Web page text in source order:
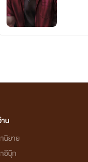
น
นิยาย
อีบุ๊ก